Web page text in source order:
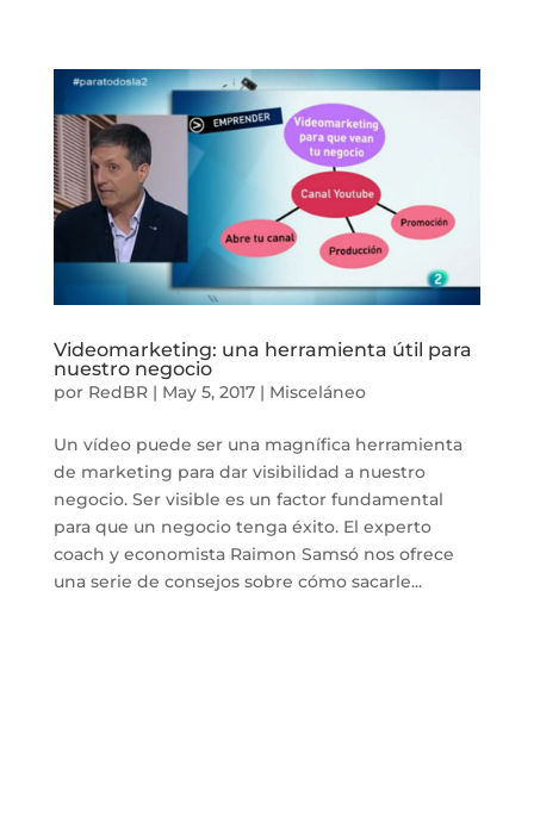
Videomarketing: una herramienta útil para
nuestro negocio
por RedBR| May 5, 2017| Misceláneo
Un vídeo puede ser una magnífica herramienta
de marketing para dar visibilidad a nuestro
negocio. Ser visible es un factor fundamental
para que un negocio tenga éxito. El experto
coach y economista Raimon Samsó nos ofrece
una serie de consejos sobre cómo sacarle...